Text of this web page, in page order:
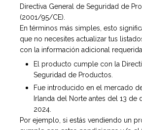
Directiva General de Seguridad de
(2001/95/CE).
En términos más simples, esto
que no necesites actualizar tus
con la información adicional
El producto cumple con la
Seguridad de Productos.
Fue introducido en el mercado
Irlanda del Norte antes del 13 de
2024.
Por ejemplo, si estás vendiendo un